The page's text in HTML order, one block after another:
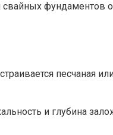
фундаментов
песчаная
и глубина